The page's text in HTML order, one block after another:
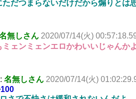
ただつまらないだけだから煽りとは
無しさん 2020/07/14(火)
ミェンミェンエロかわいいじゃんか
名無しさん 2020/07/14(火)